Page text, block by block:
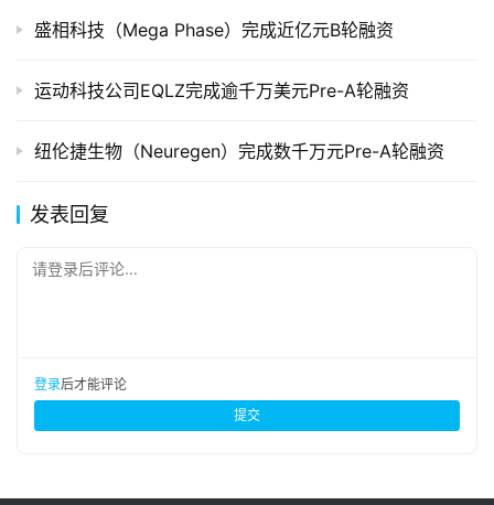
盛相科技（Mega Phase）完成近亿元B轮融资
运动科技公司EQLZ完成逾千万美元Pre-A轮融资
纽伦捷生物（Neuregen）完成数千万元Pre-A轮融资
发表回复
请登录后评论...
登录后才能评论
提交